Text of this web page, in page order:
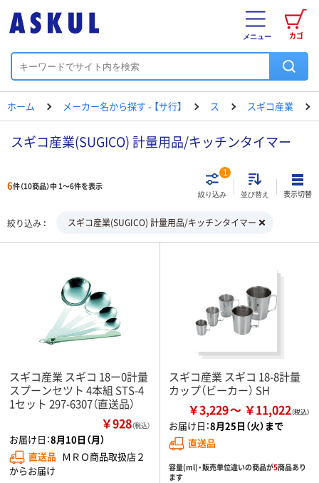
カゴ
メニュー
ホーム メーカー名から探す - 【サ行】 ス スギコ産業
スギコ産業(SUGICO) 計量用品/キッチンタイマー
6件（10商品）中 1～6件を表示
絞り込み
1
並び替え 表示切替
絞り込み スギコ産業(SUGICO) 計量用品/キッチンタイマー
スギコ産業 スギコ 18ー0計量
スプーンセツト 4本組 STS-4
1セット 297-6307（直送品）
￥928（税込）
お届け日：8月10日（月）
直送品 ＭＲＯ商品取扱店２
からお届け
スギコ産業 スギコ 18-8計量
カップ（ビーカー） SH
￥3,229 ￥11,022
お届け日：8月25日（火）まで
直送品
容量(ml)・販売単位違いの商品が5商品あり
ます